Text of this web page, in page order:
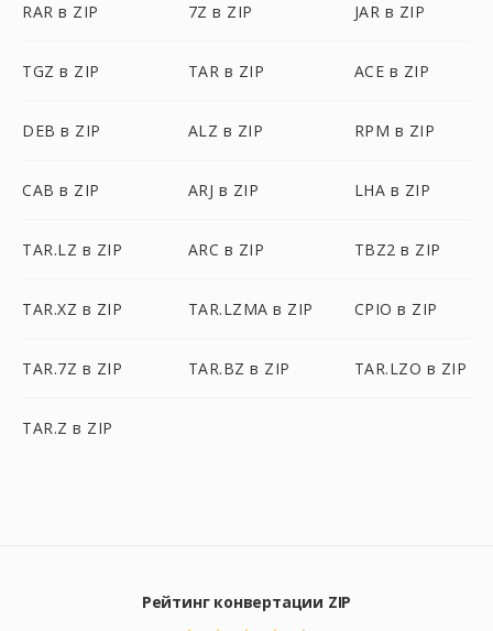
RAR в ZIP 7Z в ZIP JAR в ZIP
TGZ в ZIP TAR в ZIP ACE в ZIP
DEB в ZIP ALZ в ZIP RPM в ZIP
CAB в ZIP ARJ в ZIP LHA в ZIP
TAR.LZ в ZIP ARC в ZIP TBZ2 в ZIP
TAR.XZ в ZIP TAR.LZMA в ZIP CPIO в ZIP
TAR.7Z в ZIP TAR.BZ в ZIP TAR.LZO в ZIP
TAR.Z в ZIP
Рейтинг конвертации ZIP